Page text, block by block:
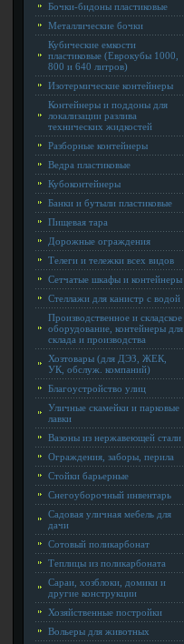
Бочки-бидоны пластиковые
Металлические бочки
Кубические емкости
пластиковые (Еврокубы 1000,
800 и 640 литров)
Изотермические контейнеры
Контейнеры и поддоны для
локализации разлива
технических жидкостей
Разборные контейнеры
Ведра пластиковые
Кубоконтейнеры
Банки и бутыли пластиковые
Пищевая тара
Дорожные ограждения
Телеги и тележки всех видов
Сетчатые шкафы и контейнеры
Стеллажи для канистр с водой
Производственное и складское
оборудование, контейнеры для
склада и производства
Хозтовары (для ДЭЗ, ЖЕК,
УК, обслуж. компаний)
Благоустройство улиц
Уличные скамейки и парковые
лавки
Вазоны из нержавеющей стали
Ограждения, заборы, перила
Стойки барьерные
Снегоуборочный инвентарь
Садовая уличная мебель для
дачи
Сотовый поликарбонат
Теплицы из поликарбоната
Сараи, хозблоки, домики и
другие конструкции
Хозяйственные постройки
Вольеры для животных